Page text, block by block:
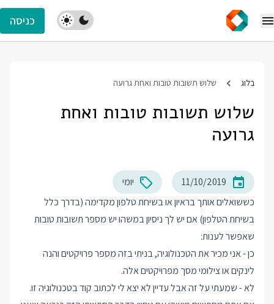
כניסה
בלוג שלוש תשובות טובות ואחת גרועה
שלוש תשובות טובות ואחת
גרועה
11/10/2019
יומי
כששואלים אותך בראיון או בשיחת טלפון מקדימה (בדרך כלל
בשיחת הטלפון) אם יש לך ניסיון במשהו יש מספר תשובות טובות
שאפשר לענות:
כן - אני מכיר את הטכנולוגיה, בניתי בזה מספר פרויקטים והנה
לינקים או צילומי מסך מפרויקטים אלה.
לא - שמעתי על זה אבל עדיין לא יצא לי לכתוב קוד בטכנולוגיה זו.